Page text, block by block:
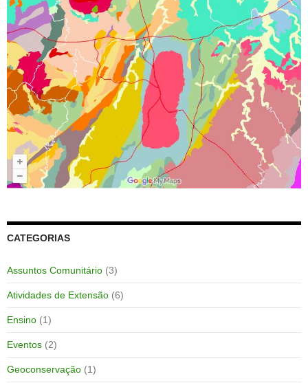
CATEGORIAS
Assuntos Comunitário (3)
Atividades de Extensão (6)
Ensino (1)
Eventos (2)
Geoconservação (1)